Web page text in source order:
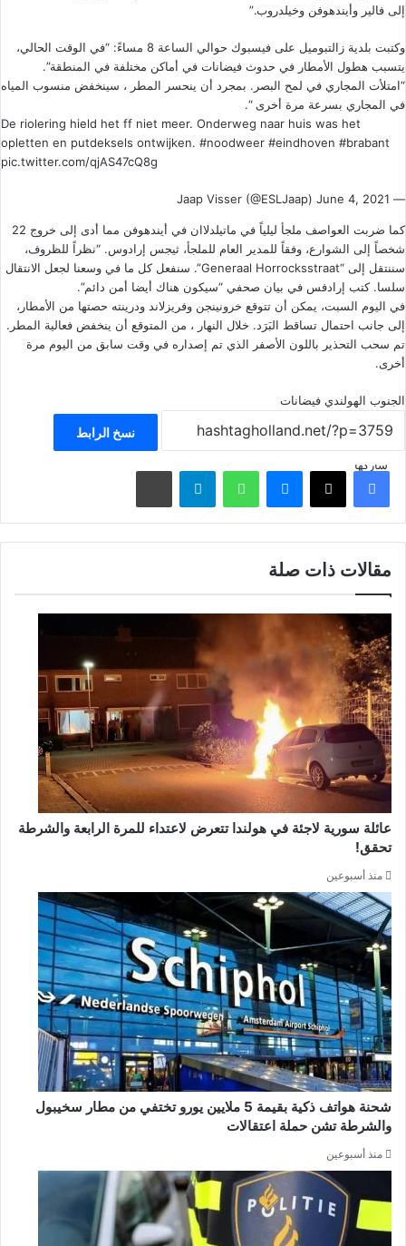
إلى فالير وأيندهوفن وخيلدروب.”
وكتبت بلدية زالتبوميل على فيسبوك حوالي الساعة 8 مساءً: “في الوقت الحالي،
يتسبب هطول الأمطار في حدوث فيضانات في أماكن مختلفة في المنطقة”.
“امتلأت المجاري في لمح البصر. بمجرد أن ينحسر المطر ، سينخفض ​​منسوب المياه
في المجاري بسرعة مرة أخرى “.
De riolering hield het ff niet meer. Onderweg naar huis was het
opletten en putdeksels ontwijken. #noodweer #eindhoven #brabant
pic.twitter.com/qjAS47cQ8g
— Jaap Visser (@ESLJaap)
June 4, 2021
كما ضربت العواصف ملجأ ليلياً في ماتيلدلاان في أيندهوفن مما أدى إلى خروج 22
شخصاً إلى الشوارع، وفقاً للمدير العام للملجأ، ثيجس إرادوس. “نظراً للظروف،
سننتقل إلى “Generaal Horrocksstraat”. سنفعل كل ما في وسعنا لجعل الانتقال
سلسا. كتب إرادفس في بيان صحفي “سيكون هناك أيضا أمن دائم”.
في اليوم السبت، يمكن أن تتوقع خرونينجن وفريزلاند ودرينته حصتها من الأمطار،
إلى جانب احتمال تساقط البَرَد. خلال النهار ، من المتوقع أن ينخفض فعالية ​​المطر.
تم سحب التحذير باللون الأصفر الذي تم إصداره في وقت سابق من اليوم مرة
أخرى.
الجنوب الهولندي فيضانات
نسخ الرابط
شاركهافيسبوك ‫X ماسنجر واتساب تيلقرام مشاركة عبر البريد
مقالات ذات صلة
عائلة سورية لاجئة في هولندا تتعرض لاعتداء للمرة الرابعة والشرطة
تحقق!
منذ أسبوعين
شحنة هواتف ذكية بقيمة 5 ملايين يورو تختفي من مطار سخيبول
والشرطة تشن حملة اعتقالات
منذ أسبوعين